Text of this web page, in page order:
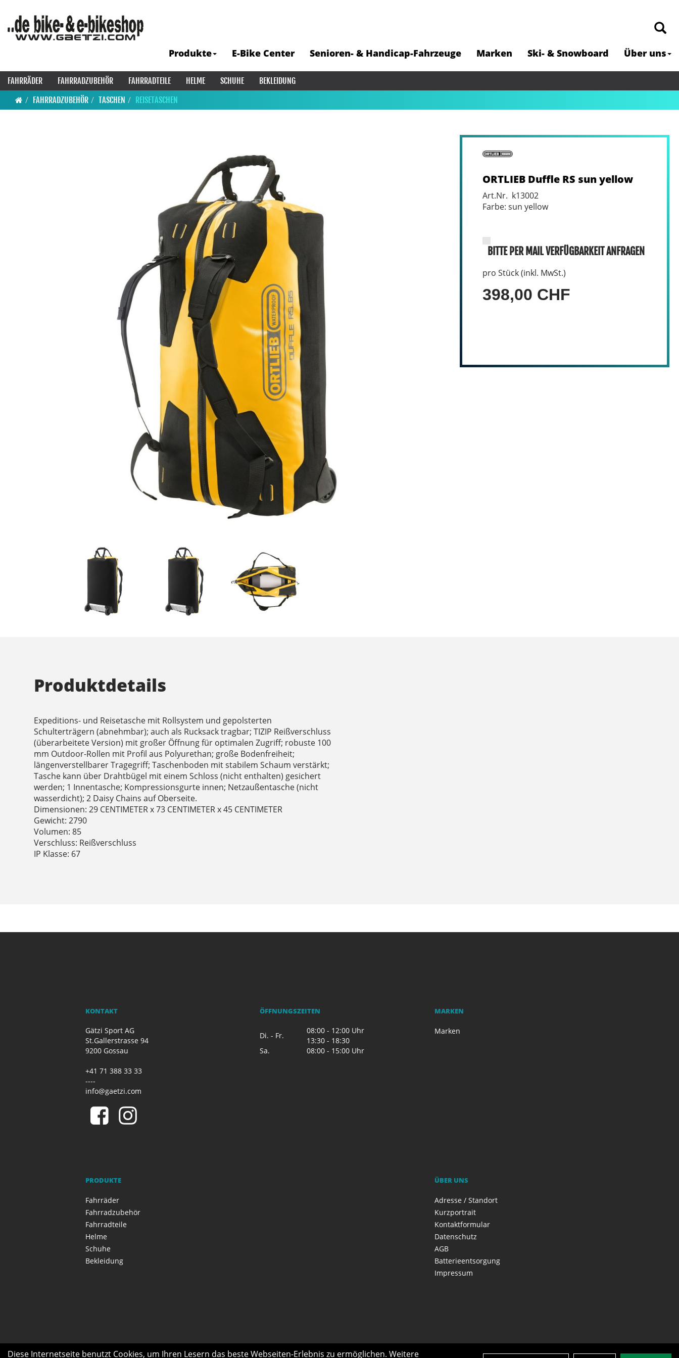
Produkte E-Bike Center Senioren- & Handicap-Fahrzeuge Marken Ski- & Snowboard Über uns
FAHRRÄDER FAHRRADZUBEHÖR FAHRRADTEILE HELME SCHUHE
BEKLEIDUNG
FAHRRADZUBEHÖR
TASCHEN REISETASCHEN
ORTLIEB Duffle RS sun yellow
Art.Nr. k13002
Farbe: sun yellow
BITTE PER MAIL VERFÜGBARKEIT ANFRAGEN
pro Stück (inkl. MwSt.)
398,00 CHF
Produktdetails
Expeditions- und Reisetasche mit Rollsystem und gepolsterten
Schulterträgern (abnehmbar); auch als Rucksack tragbar; TIZIP Reißverschluss
(überarbeitete Version) mit großer Öffnung für optimalen Zugriff; robuste 100
mm Outdoor-Rollen mit Profil aus Polyurethan; große Bodenfreiheit;
längenverstellbarer Tragegriff; Taschenboden mit stabilem Schaum verstärkt;
Tasche kann über Drahtbügel mit einem Schloss (nicht enthalten) gesichert
werden; 1 Innentasche; Kompressionsgurte innen; Netzaußentasche (nicht
wasserdicht); 2 Daisy Chains auf Oberseite.
Dimensionen: 29 CENTIMETER x 73 CENTIMETER x 45 CENTIMETER
Gewicht: 2790
Volumen: 85
Verschluss: Reißverschluss
IP Klasse: 67
KONTAKT
Gätzi Sport AG
St.Gallerstrasse 94
9200 Gossau
+41 71 388 33 33
----
info@gaetzi.com
ÖFFNUNGSZEITEN
Di. - Fr.
08:00 - 12:00 Uhr
13:30 - 18:30
Sa.
08:00 - 15:00 Uhr
MARKEN
Marken
PRODUKTE
Fahrräder
Fahrradzubehör
Fahrradteile
Helme
Schuhe
Bekleidung
ÜBER UNS
Adresse / Standort
Kurzportrait
Kontaktformular
Datenschutz
AGB
Batterieentsorgung
Impressum
Diese Internetseite benutzt Cookies, um Ihren Lesern das beste Webseiten-Erlebnis zu ermöglichen. Weitere